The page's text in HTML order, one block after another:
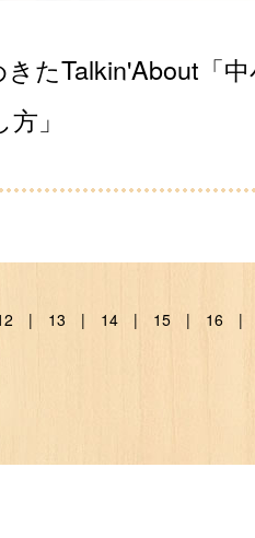
たTalkin'About「
」
13 14 15 16